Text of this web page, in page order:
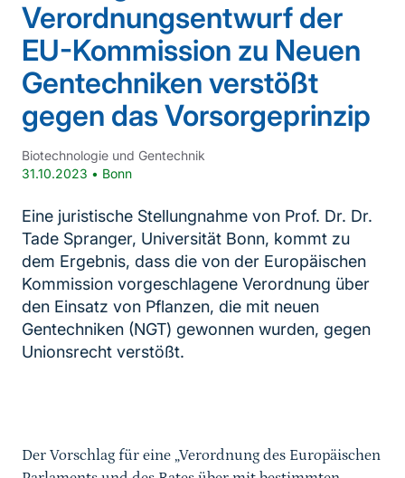
Verordnungsentwurf der
EU-Kommission zu Neuen
Gentechniken verstößt
gegen das Vorsorgeprinzip
Biotechnologie und Gentechnik
31.10.2023 • Bonn
Eine juristische Stellungnahme von Prof. Dr. Dr.
Tade Spranger, Universität Bonn, kommt zu
dem Ergebnis, dass die von der Europäischen
Kommission vorgeschlagene Verordnung über
den Einsatz von Pflanzen, die mit neuen
Gentechniken (NGT) gewonnen wurden, gegen
Unionsrecht verstößt.
Der Vorschlag für eine „Verordnung des Europäischen